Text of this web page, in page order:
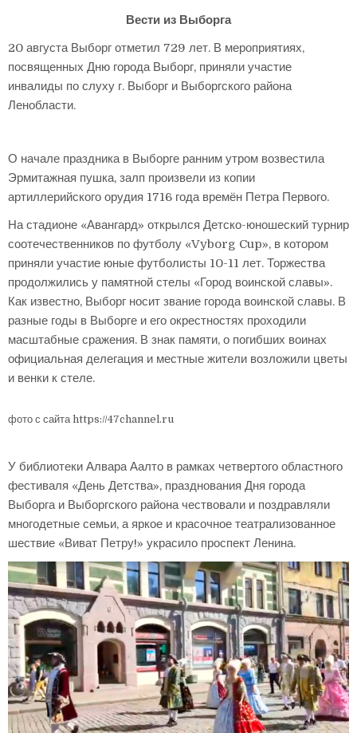
Вести из Выборга
20 августа Выборг отметил 729 лет. В мероприятиях,
посвященных Дню города Выборг, приняли участие
инвалиды по слуху г. Выборг и Выборгского района
Ленобласти.
О начале праздника в Выборге ранним утром возвестила
Эрмитажная пушка, залп произвели из копии
артиллерийского орудия 1716 года времён Петра Первого.
На стадионе «Авангард» открылся Детско-юношеский турнир
соотечественников по футболу «Vyborg Cup», в котором
приняли участие юные футболисты 10-11 лет. Торжества
продолжились у памятной стелы «Город воинской славы».
Как известно, Выборг носит звание города воинской славы. В
разные годы в Выборге и его окрестностях проходили
масштабные сражения. В знак памяти, о погибших воинах
официальная делегация и местные жители возложили цветы
и венки к стеле.
фото с сайта https://47channel.ru
У библиотеки Алвара Аалто в рамках четвертого областного
фестиваля «День Детства», празднования Дня города
Выборга и Выборгского района чествовали и поздравляли
многодетные семьи, а яркое и красочное театрализованное
шествие «Виват Петру!» украсило проспект Ленина.